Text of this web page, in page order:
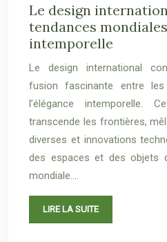
Le design
tendances
intemporelle
Le design international
fusion fascinante entre
l’élégance intemporelle.
transcende les frontières,
diverses et innovations
des espaces et des objets
mondiale….
LIRE LA SUITE